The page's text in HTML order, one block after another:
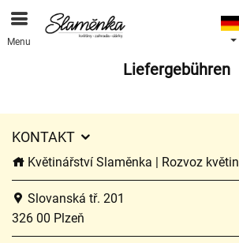
Menu
Liefergebühren
KONTAKT
Květinářství Slaměnka | Rozvoz květin
Slovanská tř. 201
326 00 Plzeň